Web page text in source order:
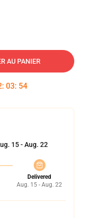
AU PANIER
: 03: 54
15 - Aug. 22
Delivered
Aug. 15 - Aug. 22